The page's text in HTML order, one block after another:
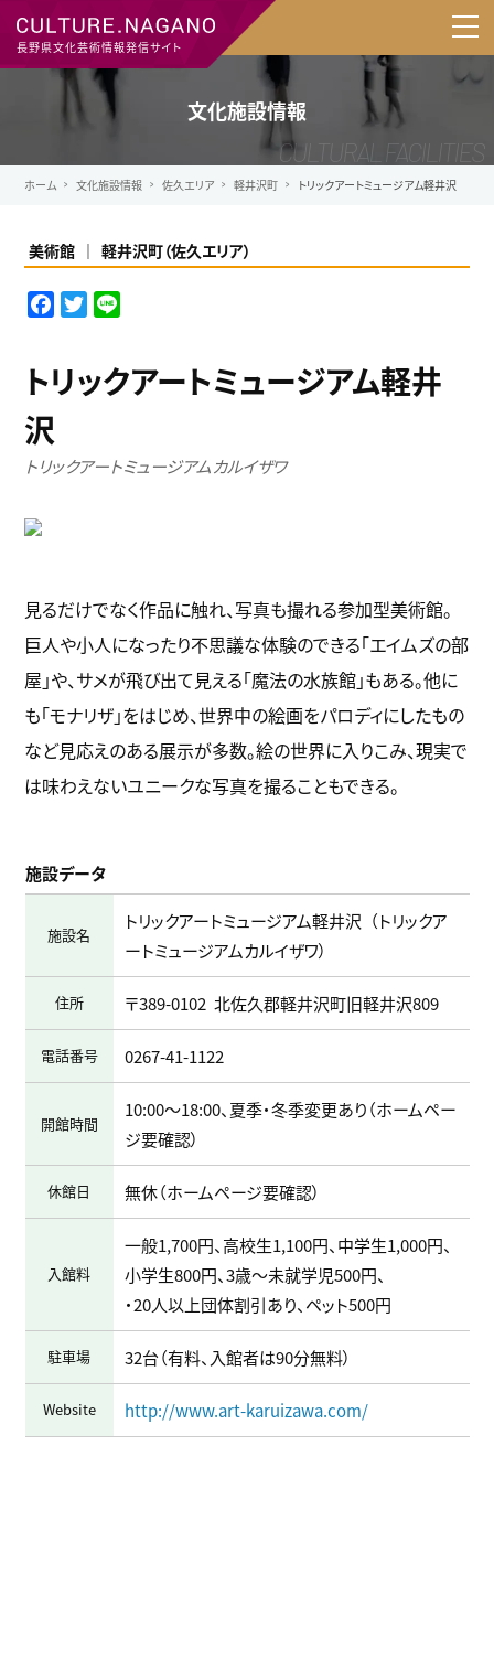
長野県文化芸術情報発信サイト
文化施設情報
ホーム 文化施設情報 佐久エリア 軽井沢町 トリックアートミュージアム軽井沢
美術館 軽井沢町（佐久エリア）
F
e
o
o
T
t
r
e
トリックアートミュージアム軽井
沢
トリックアートミュージアムカルイザワ
見るだけでなく作品に触れ、写真も撮れる参加型美術館。
巨人や小人になったり不思議な体験のできる「エイムズの部
屋」や、サメが飛び出て見える「魔法の水族館」もある。他に
も「モナリザ」をはじめ、世界中の絵画をパロディにしたもの
など見応えのある展示が多数。絵の世界に入りこみ、現実で
は味わえないユニークな写真を撮ることもできる。
施設データ
施設名
トリックアートミュージアム軽井沢
トリックア
ートミュージアムカルイザワ
住所 〒389-0102 北佐久郡軽井沢町旧軽井沢809
電話番号 0267-41-1122
開館時間
10:00～18:00、夏季・冬季変更あり（ホームペー
ジ要確認）
休館日 無休（ホームページ要確認）
入館料
一般1,700円、高校生1,100円、中学生1,000円、
小学生800円、3歳～未就学児500円、
・20人以上団体割引あり、ペット500円
駐車場 32台（有料、入館者は90分無料）
Website http://www.art-karuizawa.com/